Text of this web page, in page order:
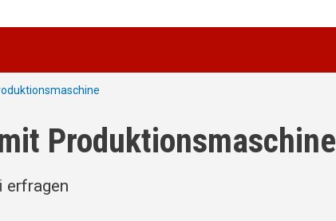
Produktionsmaschine
erfragen